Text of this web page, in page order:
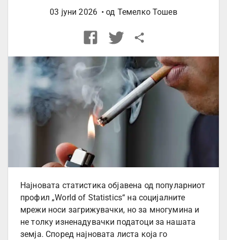
03 јуни 2026 • од Темелко Тошев
Најновата статистика објавена од популарниот
профил „World of Statistics“ на социјалните
мрежи носи загрижувачки, но за многумина и
не толку изненадувачки податоци за нашата
земја. Според најновата листа која го